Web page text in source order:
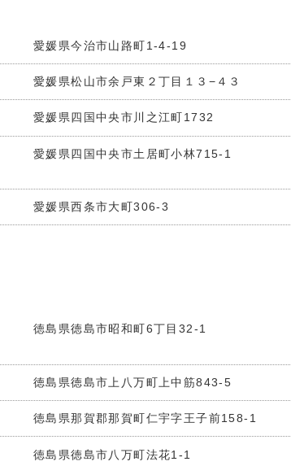
愛媛県今治市山路町1-4-19
愛媛県松山市余戸東２丁目１３−４３
愛媛県四国中央市川之江町1732
愛媛県四国中央市土居町小林715-1
愛媛県西条市大町306-3
徳島県徳島市昭和町6丁目32-1
徳島県徳島市上八万町上中筋843-5
徳島県那賀郡那賀町仁宇字王子前158-1
徳島県徳島市八万町法花1-1